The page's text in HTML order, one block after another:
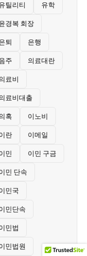
틸리티 유학
경복 회장
퇴 은행
주 의료대란
료비
료비대출
혹 이노비
란 이메일
민 이민 구금
민 단속
민국
민단속
민법
민법원